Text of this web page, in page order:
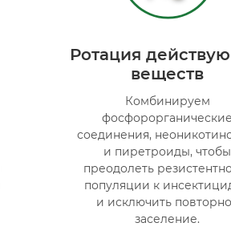
Ротация
веществ
Комбинируем
фосфорорганические
соединения,
и пиретроиды, чтобы
преодолеть
популяции к
и исключить
заселение.